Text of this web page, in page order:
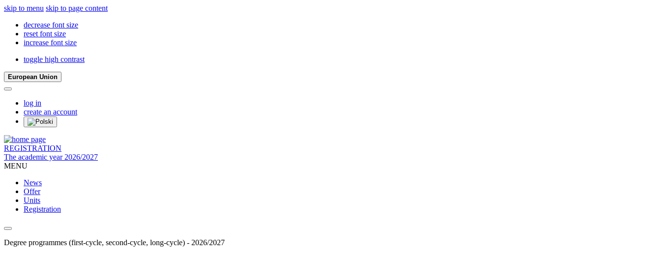
skip to menu skip to page content
decrease font size
reset font size
increase font size
toggle high contrast
European Union
log in
create an account
REGISTRATION
The academic year 2026/2027
MENU
News
Offer
Units
Registration
Degree programmes (first-cycle, second-cycle, long-cycle) - 2026/2027